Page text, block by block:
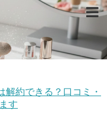
解約できる？口コミ・
す